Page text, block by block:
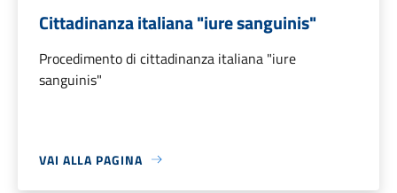
Cittadinanza italiana "iure sanguinis"
Procedimento di cittadinanza italiana "iure
sanguinis"
VAI ALLA PAGINA